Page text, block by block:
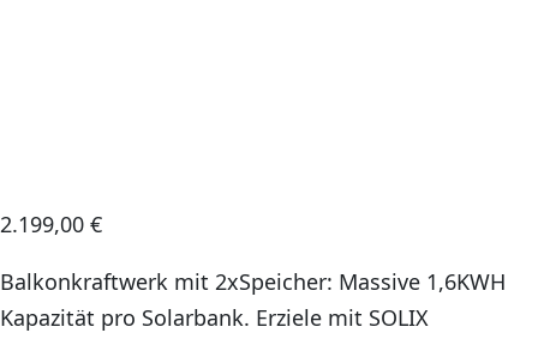
2.199,00 €
Balkonkraftwerk mit 2xSpeicher: Massive 1,6KWH
Kapazität pro Solarbank. Erziele mit SOLIX